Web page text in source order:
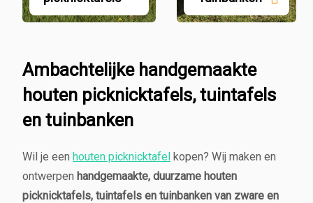
Ambachtelijke handgemaakte
houten picknicktafels, tuintafels
en tuinbanken
Wil je een houten picknicktafel kopen? Wij maken en
ontwerpen handgemaakte, duurzame houten
picknicktafels, tuintafels en tuinbanken van zware en